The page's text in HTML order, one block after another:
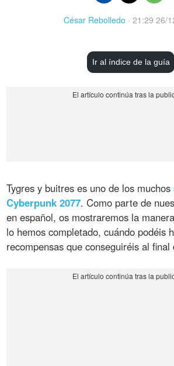
César Rebolledo · 21:29 26/
Ir al índice de la guía
Tygres y buitres es uno de los muchos
Cyberpunk 2077. Como parte de
en español, os mostraremos la
lo hemos completado, cuándo podéis
recompensas que conseguiréis al